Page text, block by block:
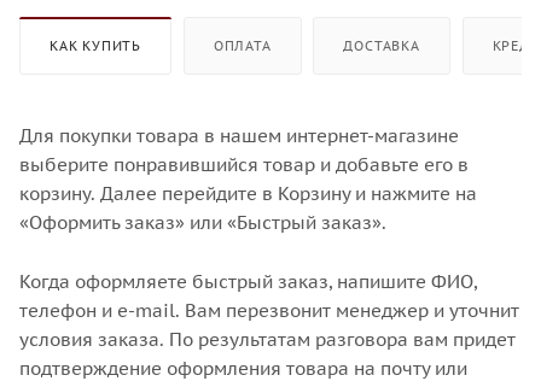
КАК КУПИТЬ ОПЛАТА ДОСТАВКА
Для покупки товара в нашем интернет-магазине
выберите понравившийся товар и добавьте его в
корзину. Далее перейдите в Корзину и нажмите на
«Оформить заказ» или «Быстрый заказ».
Когда оформляете быстрый заказ, напишите ФИО,
телефон и e-mail. Вам перезвонит менеджер и уточнит
условия заказа. По результатам разговора вам придет
подтверждение оформления товара на почту или